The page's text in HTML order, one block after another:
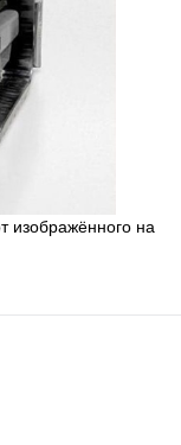
изображённого на